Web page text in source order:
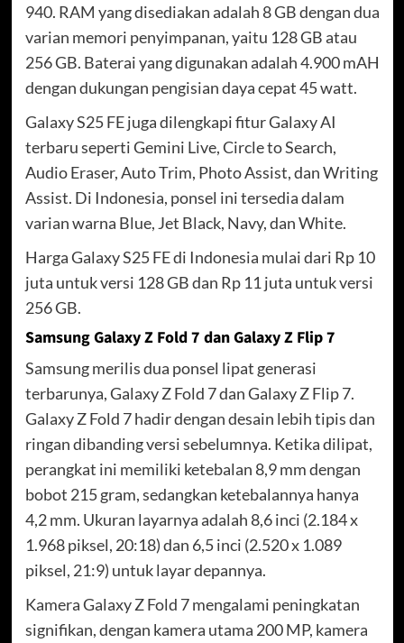
940. RAM yang disediakan adalah 8 GB dengan dua
varian memori penyimpanan, yaitu 128 GB atau
256 GB. Baterai yang digunakan adalah 4.900 mAH
dengan dukungan pengisian daya cepat 45 watt.
Galaxy S25 FE juga dilengkapi fitur Galaxy AI
terbaru seperti Gemini Live, Circle to Search,
Audio Eraser, Auto Trim, Photo Assist, dan Writing
Assist. Di Indonesia, ponsel ini tersedia dalam
varian warna Blue, Jet Black, Navy, dan White.
Harga Galaxy S25 FE di Indonesia mulai dari Rp 10
juta untuk versi 128 GB dan Rp 11 juta untuk versi
256 GB.
Samsung Galaxy Z Fold 7 dan Galaxy Z Flip 7
Samsung merilis dua ponsel lipat generasi
terbarunya, Galaxy Z Fold 7 dan Galaxy Z Flip 7.
Galaxy Z Fold 7 hadir dengan desain lebih tipis dan
ringan dibanding versi sebelumnya. Ketika dilipat,
perangkat ini memiliki ketebalan 8,9 mm dengan
bobot 215 gram, sedangkan ketebalannya hanya
4,2 mm. Ukuran layarnya adalah 8,6 inci (2.184 x
1.968 piksel, 20:18) dan 6,5 inci (2.520 x 1.089
piksel, 21:9) untuk layar depannya.
Kamera Galaxy Z Fold 7 mengalami peningkatan
signifikan, dengan kamera utama 200 MP, kamera